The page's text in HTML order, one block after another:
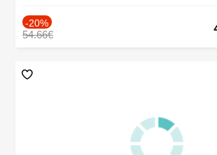
-20%
54.66€